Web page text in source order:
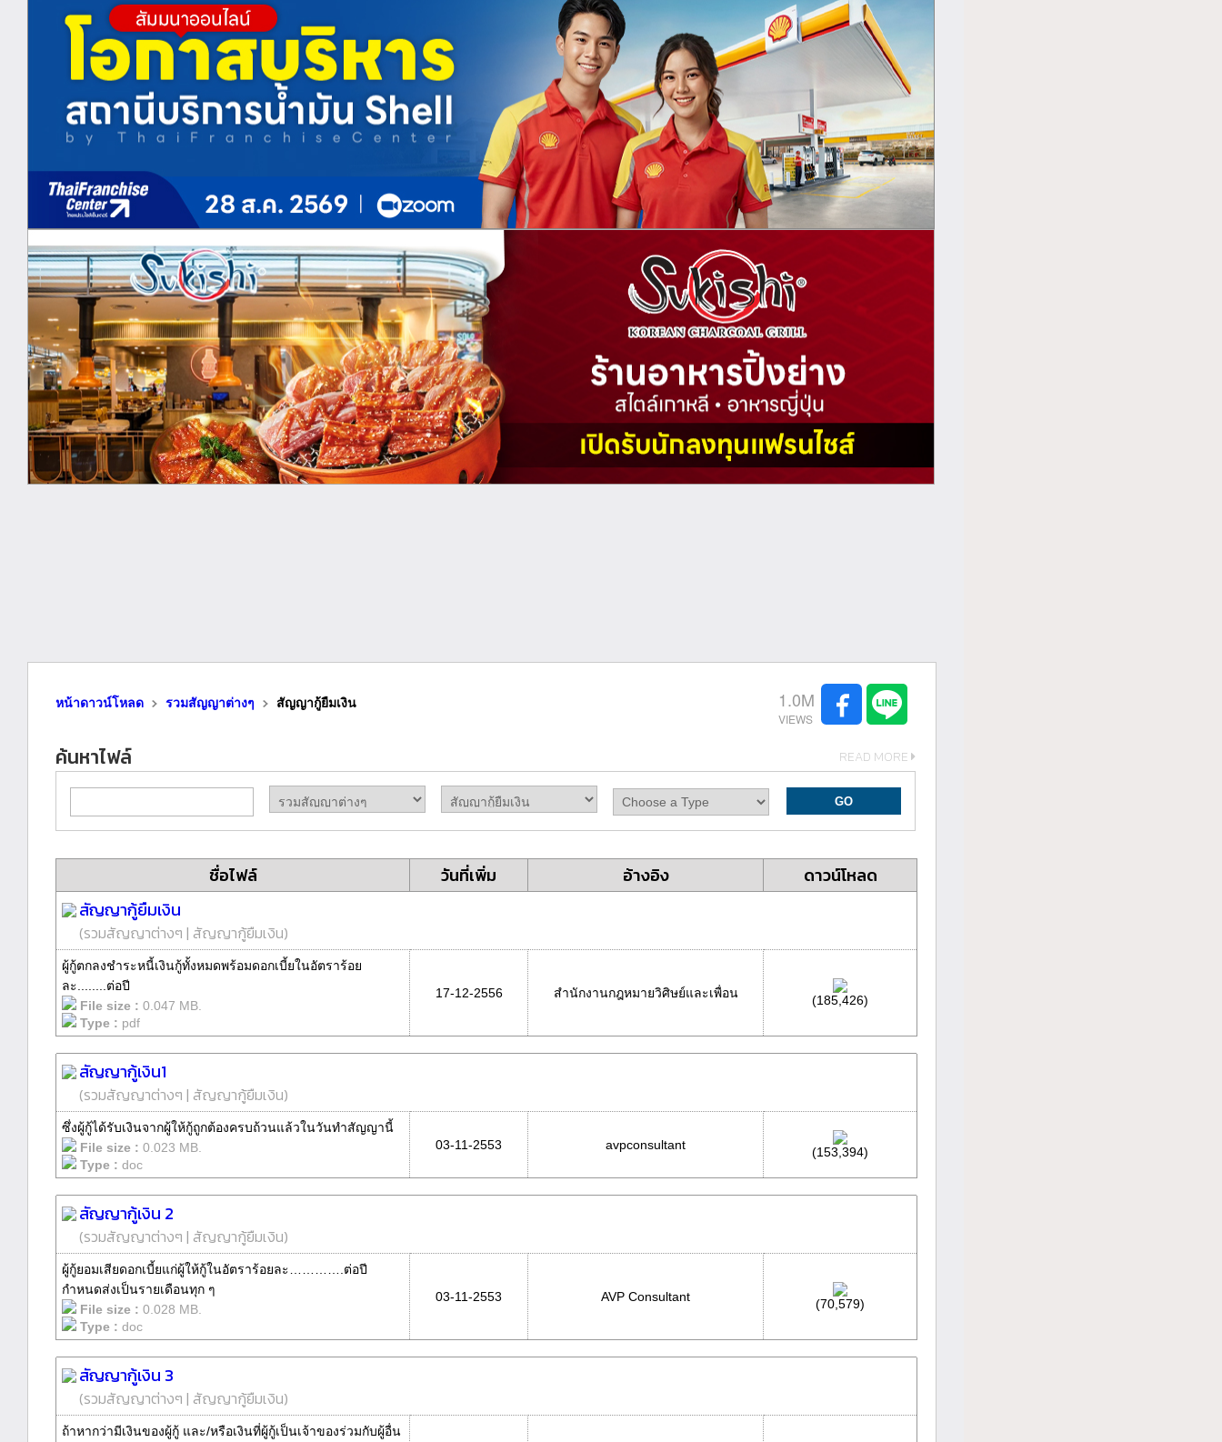
หน้าดาวน์โหลด รวมสัญญาต่างๆ สัญญากู้ยืมเงิน 1.0M
ค้นหาไฟล์ READ MORE
ชื่อไฟล์ วันที่เพิ่ม อ้างอิง
ดาวน์โหลด
สัญญากู้ยืมเงิน
(รวมสัญญาต่างๆ | สัญญากู้ยืมเงิน)
ผู้กู้ตกลงชำระหนี้เงินกู้ทั้งหมดพร้อมดอกเบี้ยในอัตราร้อย
ละ........ต่อปี
File size : 0.047 MB.
Type : pdf
17-12-2556 สำนักงานกฎหมายวิศิษย์และเพื่อน (185,426)
สัญญากู้เงิน1
(รวมสัญญาต่างๆ | สัญญากู้ยืมเงิน)
ซึ่งผู้กู้ได้รับเงินจากผู้ให้กู้ถูกต้องครบถ้วนแล้วในวันทำสัญญานี้
File size : 0.023 MB.
Type : doc
03-11-2553 avpconsultant (153,394)
สัญญากู้เงิน 2
(รวมสัญญาต่างๆ | สัญญากู้ยืมเงิน)
ผู้กู้ยอมเสียดอกเบี้ยแก่ผู้ให้กู้ในอัตราร้อยละ………….ต่อปี
กำหนดส่งเป็นรายเดือนทุก ๆ
File size : 0.028 MB.
Type : doc
03-11-2553 AVP Consultant (70,579)
สัญญากู้เงิน 3
(รวมสัญญาต่างๆ | สัญญากู้ยืมเงิน)
ถ้าหากว่ามีเงินของผู้กู้ และ/หรือเงินที่ผู้กู้เป็นเจ้าของร่วมกับผู้อื่น